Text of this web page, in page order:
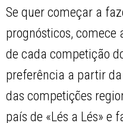
Se quer começar a
prognósticos, comece
de cada competição
preferência a partir
das competições
país de «Lés a Lés» e